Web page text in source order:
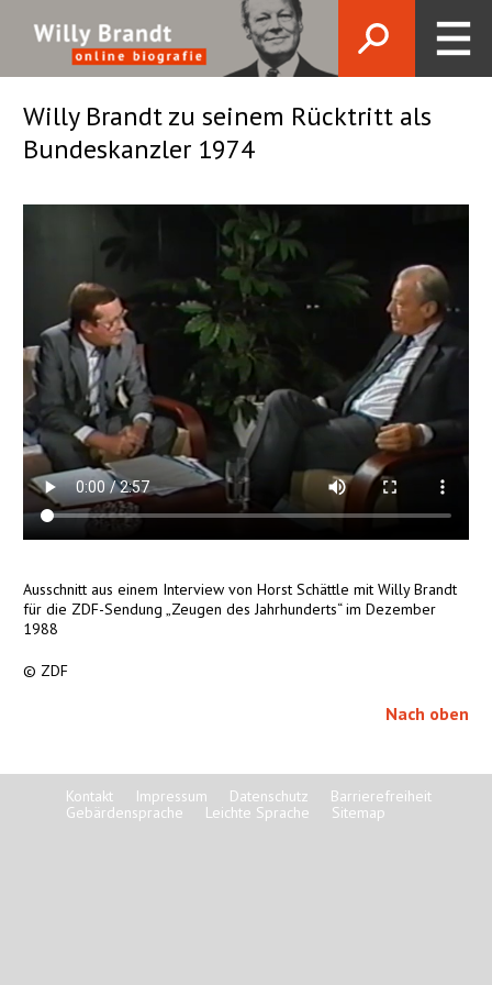
Willy Brandt zu seinem Rücktritt als
Bundeskanzler 1974
Ausschnitt aus einem Interview von Horst Schättle mit Willy Brandt
für die ZDF-Sendung „Zeugen des Jahrhunderts“ im Dezember
1988
© ZDF
Nach oben
Kontakt Impressum Datenschutz
Barrierefreiheit
Gebärdensprache
Leichte Sprache Sitemap